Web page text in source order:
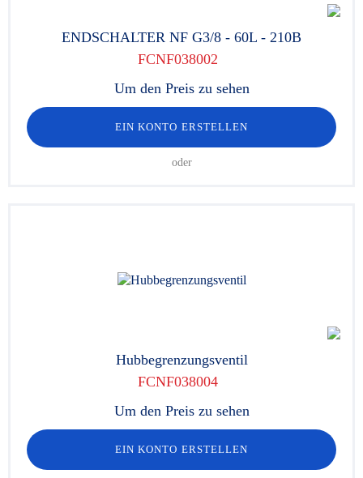
ENDSCHALTER NF G3/8 - 60L - 210B
FCNF038002
Um den Preis zu sehen
EIN KONTO ERSTELLEN
oder
Hubbegrenzungsventil
FCNF038004
Um den Preis zu sehen
EIN KONTO ERSTELLEN